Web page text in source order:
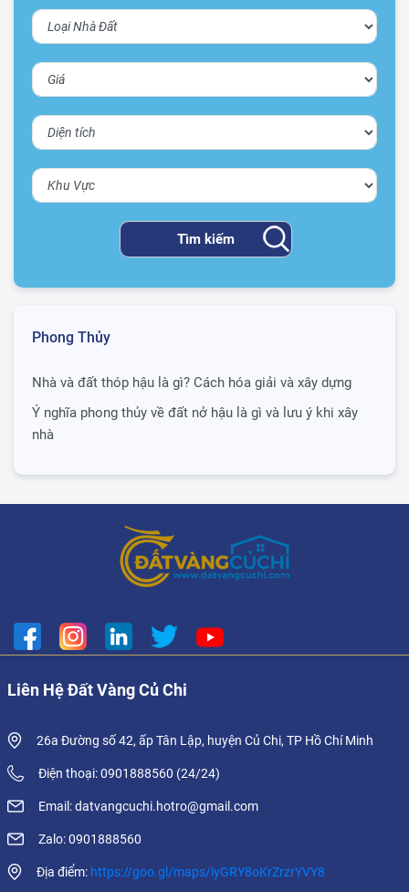
Phong Thủy
Nhà và đất thóp hậu là gì? Cách hóa giải và xây dựng
Ý nghĩa phong thủy về đất nở hậu là gì và lưu ý khi xây
nhà
Liên Hệ Đất Vàng Củ Chi
26a Đường số 42, ấp Tân Lập, huyện Củ Chi, TP Hồ Chí Minh
Điện thoại: 0901888560 (24/24)
Email: datvangcuchi.hotro@gmail.com
Zalo: 0901888560
Địa điểm: https://goo.gl/maps/iyGRY8oKrZrzrYVY8